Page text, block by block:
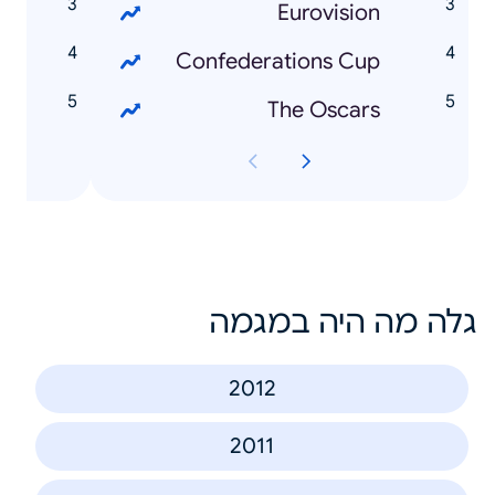
Eurovision
Confederations Cup
The Oscars
גלה מה היה במגמה
2012
2011